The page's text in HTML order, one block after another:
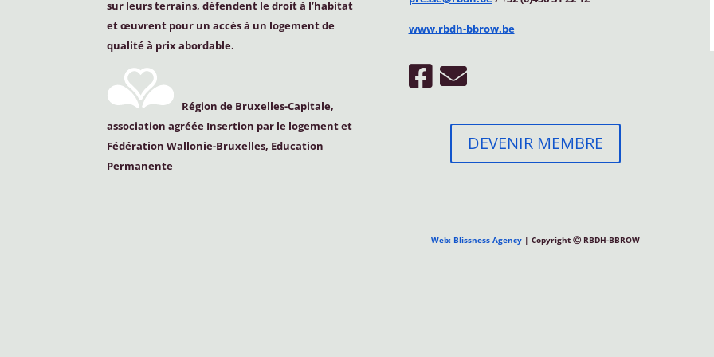
sur leurs terrains, défendent le droit à l’habitat
et œuvrent pour un accès à un logement de
qualité à prix abordable.
Région de Bruxelles-Capitale,
association agréée Insertion par le logement et
Fédération Wallonie-Bruxelles, Education
Permanente
www.rbdh-bbrow.be
DEVENIR MEMBRE
Web: Blissness Agency | Copyright Ⓒ RBDH-BBROW